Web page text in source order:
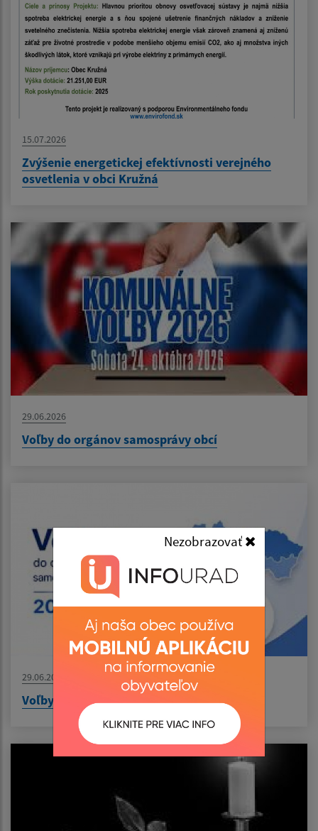
Nezobrazovať
15.07.2026
Zvýšenie energetickej efektívnosti verejného
osvetlenia v obci Kružná
29.06.2026
Voľby do orgánov samosprávy obcí
29.06.2026
Voľby do orgánov samosprávnych krajov